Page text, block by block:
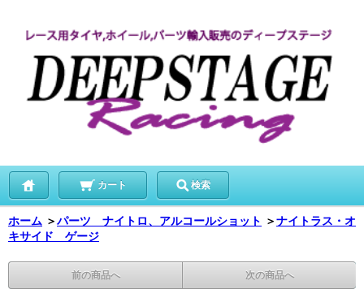
カート 検索
ホーム ＞パーツ ナイトロ、アルコールショット ＞ナイトラス・オ
キサイド ゲージ
前の商品へ 次の商品へ